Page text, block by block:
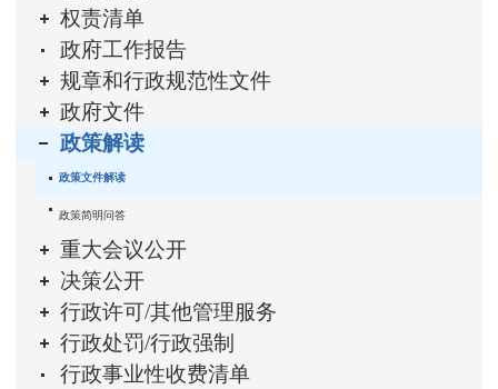
权责清单
政府工作报告
规章和行政规范性文件
政府文件
政策解读
政策文件解读
政策简明问答
重大会议公开
决策公开
行政许可/其他管理服务
行政处罚/行政强制
行政事业性收费清单